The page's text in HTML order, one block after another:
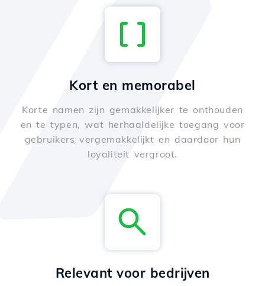
Kort en memorabel
Korte namen zijn gemakkelijker te onthouden
en te typen, wat herhaaldelijke toegang voor
gebruikers vergemakkelijkt en daardoor hun
loyaliteit vergroot.
Relevant voor bedrijven